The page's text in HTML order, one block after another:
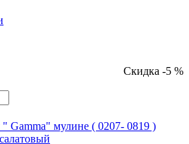
Скидка -5 %